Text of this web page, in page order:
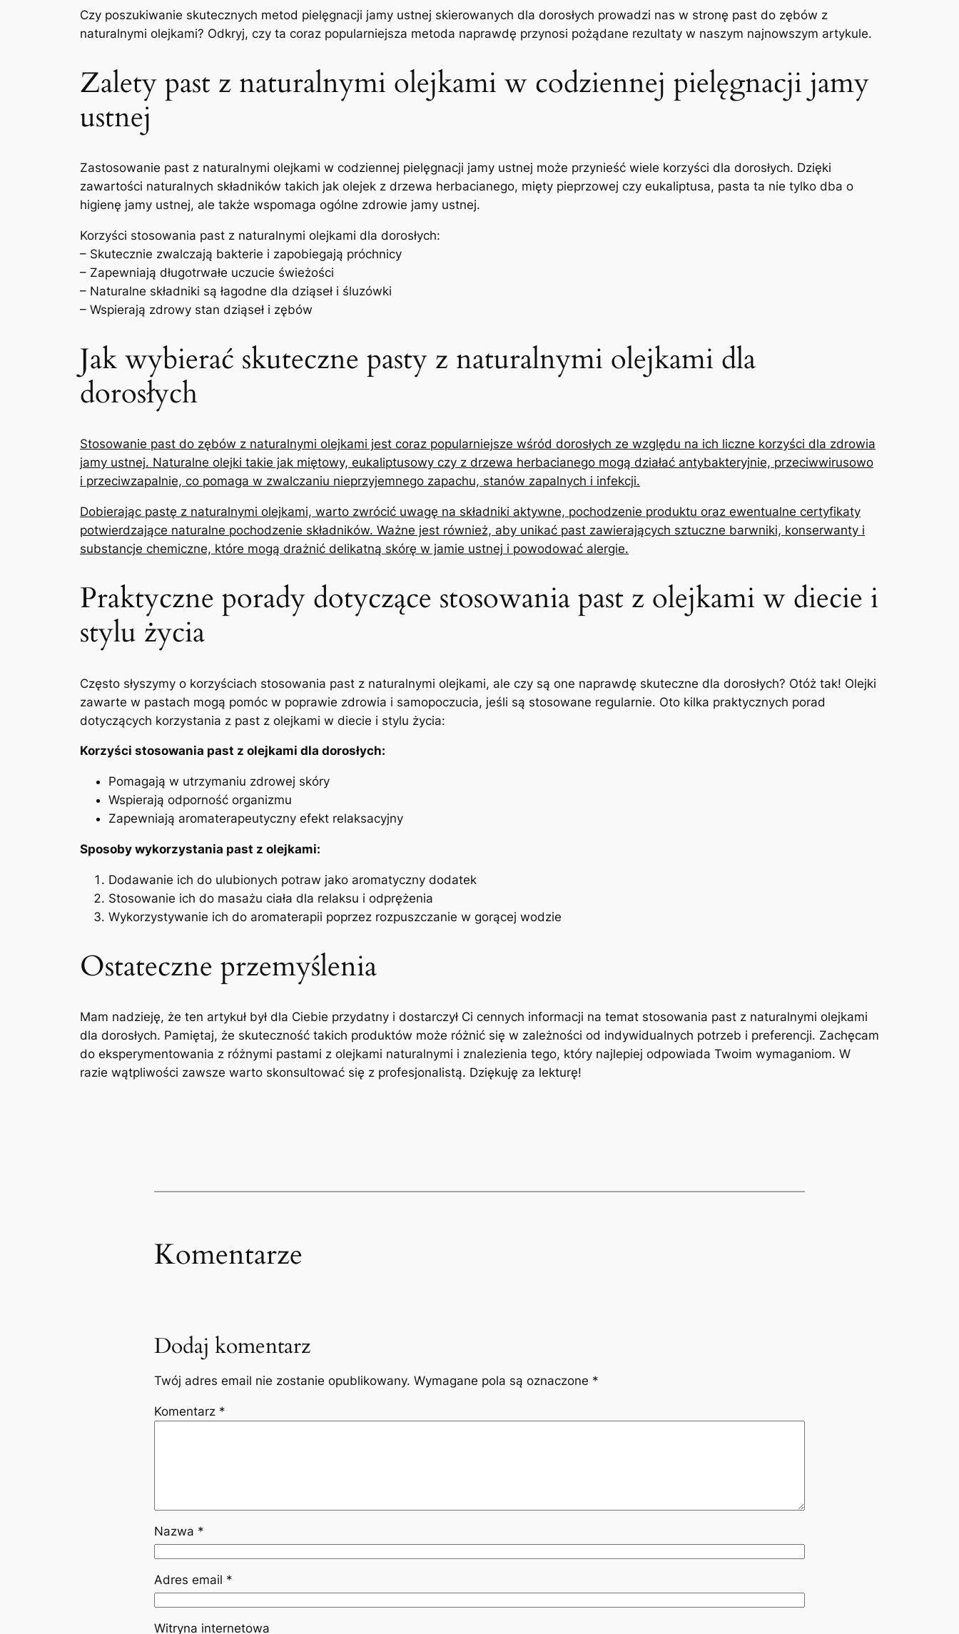
Czy⁢ poszukiwanie skutecznych metod pielęgnacji jamy ustnej skierowanych​ dla dorosłych prowadzi nas w stronę past⁤ do zębów z
⁤naturalnymi⁢ olejkami? Odkryj, czy ta coraz popularniejsza metoda⁣ naprawdę przynosi pożądane rezultaty w naszym ​najnowszym artykule.
Zalety ⁤past z naturalnymi olejkami w codziennej pielęgnacji jamy
ustnej
Zastosowanie past z naturalnymi olejkami w codziennej pielęgnacji jamy⁣ ustnej może przynieść wiele korzyści dla dorosłych. Dzięki
zawartości naturalnych składników takich jak olejek z ‌drzewa​ herbacianego,​ mięty pieprzowej ⁣czy eukaliptusa, pasta​ ta nie tylko ⁢dba​ o
higienę ‍jamy ‍ustnej, ale także wspomaga ogólne zdrowie jamy‍ ustnej.
Korzyści stosowania ⁤past z naturalnymi⁢ olejkami dla dorosłych:
– Skutecznie zwalczają bakterie i zapobiegają próchnicy
– ‍Zapewniają długotrwałe uczucie‌ świeżości
– Naturalne składniki są łagodne dla⁣ dziąseł i śluzówki
– ⁢Wspierają zdrowy stan dziąseł⁢ i ‍zębów
Jak wybierać skuteczne ⁢pasty ⁤z ‌naturalnymi olejkami dla
dorosłych
Stosowanie past do zębów z naturalnymi olejkami jest coraz popularniejsze wśród dorosłych ze‍ względu na‌ ich liczne‍ korzyści dla zdrowia
jamy ustnej. Naturalne olejki takie jak miętowy, eukaliptusowy czy z drzewa herbacianego mogą‍ działać antybakteryjnie, przeciwwirusowo
i przeciwzapalnie, co pomaga w zwalczaniu nieprzyjemnego ⁣zapachu, stanów zapalnych i infekcji.
Dobierając pastę z naturalnymi olejkami, warto ‌zwrócić uwagę na składniki ⁣aktywne, pochodzenie ⁤produktu oraz ewentualne ⁤certyfikaty
potwierdzające naturalne​ pochodzenie składników. ​Ważne jest również, aby unikać past zawierających sztuczne barwniki, konserwanty i
substancje chemiczne, które mogą drażnić delikatną skórę w jamie ustnej i powodować alergie.
Praktyczne porady dotyczące stosowania past z olejkami‌ w diecie ⁢i
stylu życia
Często słyszymy o korzyściach stosowania past z naturalnymi olejkami, ale czy są one naprawdę skuteczne⁢ dla dorosłych? Otóż tak! Olejki
zawarte w pastach ⁤mogą pomóc w poprawie zdrowia i samopoczucia, jeśli są stosowane regularnie. Oto ⁣kilka praktycznych ‌porad
dotyczących korzystania z past z olejkami w diecie i stylu życia:
Korzyści stosowania past z olejkami dla dorosłych:
Pomagają w ‌utrzymaniu zdrowej skóry
Wspierają odporność organizmu
Zapewniają aromaterapeutyczny efekt relaksacyjny
Sposoby wykorzystania past z olejkami:
Dodawanie ich‌ do ulubionych potraw jako aromatyczny dodatek
Stosowanie ich do masażu ciała dla relaksu i odprężenia
Wykorzystywanie ich do aromaterapii poprzez rozpuszczanie w gorącej wodzie
Ostateczne przemyślenia
Mam ‌nadzieję, że ten artykuł był dla Ciebie przydatny ‌i​ dostarczył Ci cennych informacji na⁣ temat stosowania past‌ z naturalnymi olejkami
dla dorosłych. Pamiętaj, że skuteczność takich produktów może różnić się ‍w ⁤zależności od indywidualnych ‌potrzeb i preferencji. Zachęcam
‍do eksperymentowania⁤ z‍ różnymi pastami z olejkami naturalnymi i znalezienia tego, który najlepiej odpowiada Twoim wymaganiom.‌ W
razie wątpliwości zawsze warto skonsultować się z profesjonalistą. Dziękuję za lekturę!
Komentarze
Dodaj komentarz
Twój adres email nie zostanie opublikowany. Wymagane pola są oznaczone *
Komentarz *
Nazwa *
Adres email *
Witryna internetowa